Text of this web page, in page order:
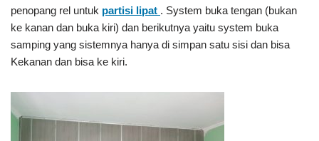
penopang rel untuk partisi lipat . System buka tengan (bukan
ke kanan dan buka kiri) dan berikutnya yaitu system buka
samping yang sistemnya hanya di simpan satu sisi dan bisa
Kekanan dan bisa ke kiri.